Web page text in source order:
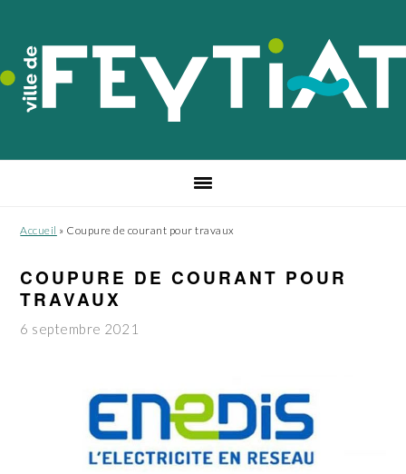
navigation
principale
contenu
principal
pied
de
page
Accueil » Coupure de courant pour travaux
COUPURE DE COURANT POUR
TRAVAUX
6 septembre 2021